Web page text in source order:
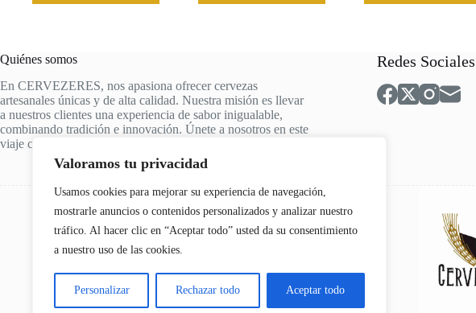
Valoramos tu privacidad
Usamos cookies para mejorar su experiencia de navegación,
mostrarle anuncios o contenidos personalizados y analizar nuestro
tráfico. Al hacer clic en “Aceptar todo” usted da su consentimiento
a nuestro uso de las cookies.
Personalizar Rechazar todo Aceptar todo
Quiénes somos
En CERVEZERES, nos apasiona ofrecer cervezas
artesanales únicas y de alta calidad. Nuestra misión es llevar
a nuestros clientes una experiencia de sabor inigualable,
combinando tradición e innovación. Únete a nosotros en este
viaje cervecero y descubre tus nuevas cervezas favoritas.
Redes Sociales